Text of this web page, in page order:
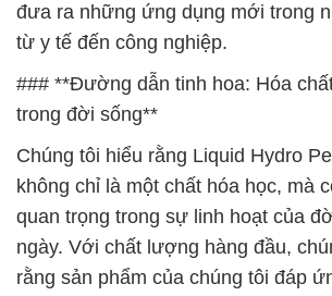
đưa ra những ứng dụng mới trong
từ y tế đến công nghiệp.
### **Đường dẫn tinh hoa: Hóa
trong đời sống**
Chúng tôi hiểu rằng Liquid Hydro
không chỉ là một chất hóa học, mà
quan trọng trong sự linh hoạt của
ngày. Với chất lượng hàng đầu,
rằng sản phẩm của chúng tôi đáp